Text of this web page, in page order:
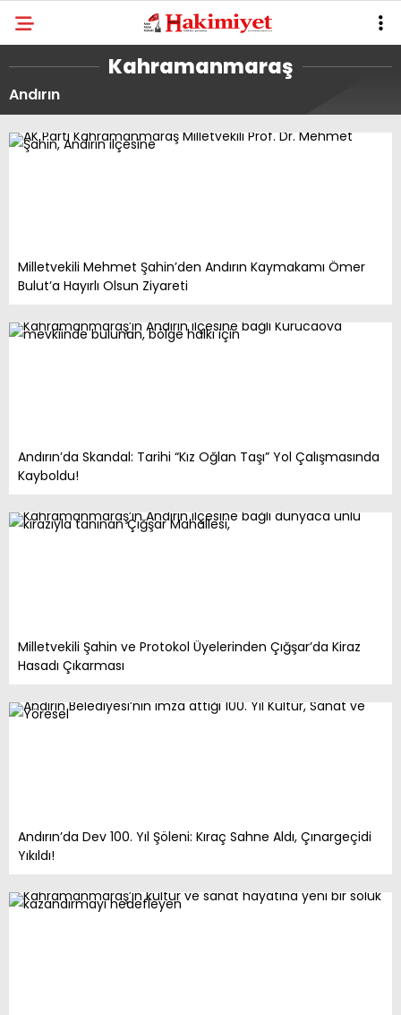
Kahramanmaraş
Andırın
Milletvekili Mehmet Şahin’den Andırın Kaymakamı Ömer
Bulut’a Hayırlı Olsun Ziyareti
Andırın’da Skandal: Tarihi “Kız Oğlan Taşı” Yol Çalışmasında
Kayboldu!
Milletvekili Şahin ve Protokol Üyelerinden Çığşar’da Kiraz
Hasadı Çıkarması
Andırın’da Dev 100. Yıl Şöleni: Kıraç Sahne Aldı, Çınargeçidi
Yıkıldı!